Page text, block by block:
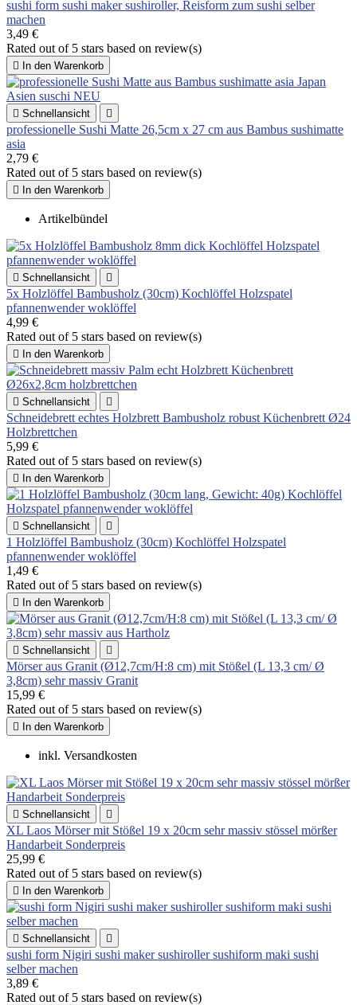
sushi form sushi maker sushiroller, Reisform zum sushi selber
machen
3,49 €
Rated out of 5 stars based on review(s)
 In den Warenkorb
 Schnellansicht 
pro­fes­si­o­nelle Sushi Matte 26,5cm x 27 cm aus Bambus sushimatte
asia
2,79 €
Rated out of 5 stars based on review(s)
 In den Warenkorb
Artikelbündel
 Schnellansicht 
5x Holzlöffel Bambusholz (30cm) Kochlöffel Holzspatel
pfannenwender woklöffel
4,99 €
Rated out of 5 stars based on review(s)
 In den Warenkorb
 Schnellansicht 
Schneidebrett echtes Holzbrett Bambusholz robust Küchenbrett Ø24
Holzbrettchen
5,99 €
Rated out of 5 stars based on review(s)
 In den Warenkorb
 Schnellansicht 
1 Holzlöffel Bambusholz (30cm) Kochlöffel Holzspatel
pfannenwender woklöffel
1,49 €
Rated out of 5 stars based on review(s)
 In den Warenkorb
 Schnellansicht 
Mörser aus Granit (Ø12,7cm/H:8 cm) mit Stößel (L 13,3 cm/ Ø
3,8cm) sehr massiv Granit
15,99 €
Rated out of 5 stars based on review(s)
 In den Warenkorb
inkl. Versandkosten
 Schnellansicht 
XL Laos Mörser mit Stößel 19 x 20cm sehr massiv stössel mörßer
Handarbeit Sonderpreis
25,99 €
Rated out of 5 stars based on review(s)
 In den Warenkorb
 Schnellansicht 
sushi form Nigiri sushi maker sushiroller sushiform maki sushi
selber machen
3,89 €
Rated out of 5 stars based on review(s)